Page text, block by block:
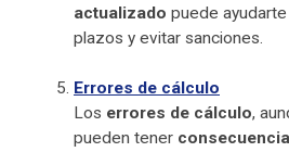
actualizado puede
plazos y evitar sanciones.
Errores de cálculo
Los errores de cálculo,
pueden tener